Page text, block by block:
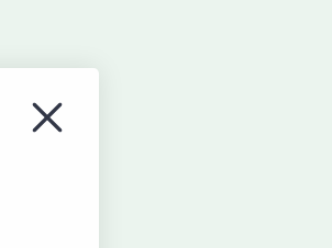
Menü schliessen